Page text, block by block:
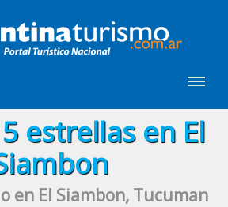
5 estrellasen El
en El Siambon, Tucuman